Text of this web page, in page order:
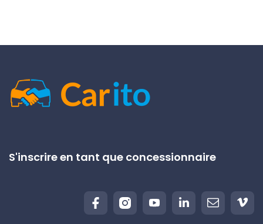
S'inscrire en tant que concessionnaire